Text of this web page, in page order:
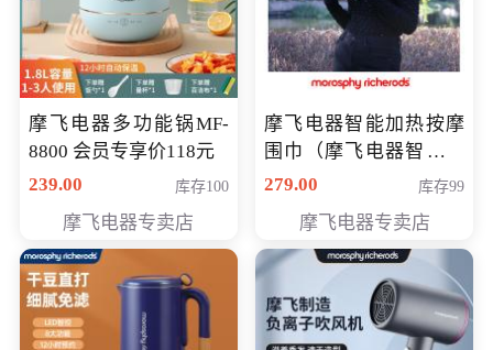
摩飞电器多功能锅MF-
8800 会员专享价118元
239.00
库存100
摩飞电器专卖店
摩飞电器智能加热按摩
围巾（摩飞电器智能加
热按摩围脖） 会员专享
279.00 库存99
摩飞电器专卖店